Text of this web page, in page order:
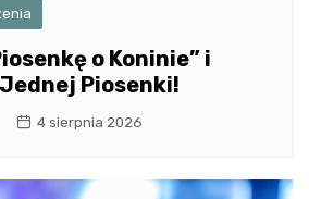
o Koninie” i
Piosenki!
4 sierpnia 2026